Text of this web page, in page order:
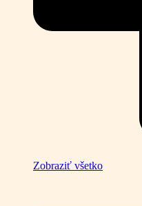
Zobraziť všetko